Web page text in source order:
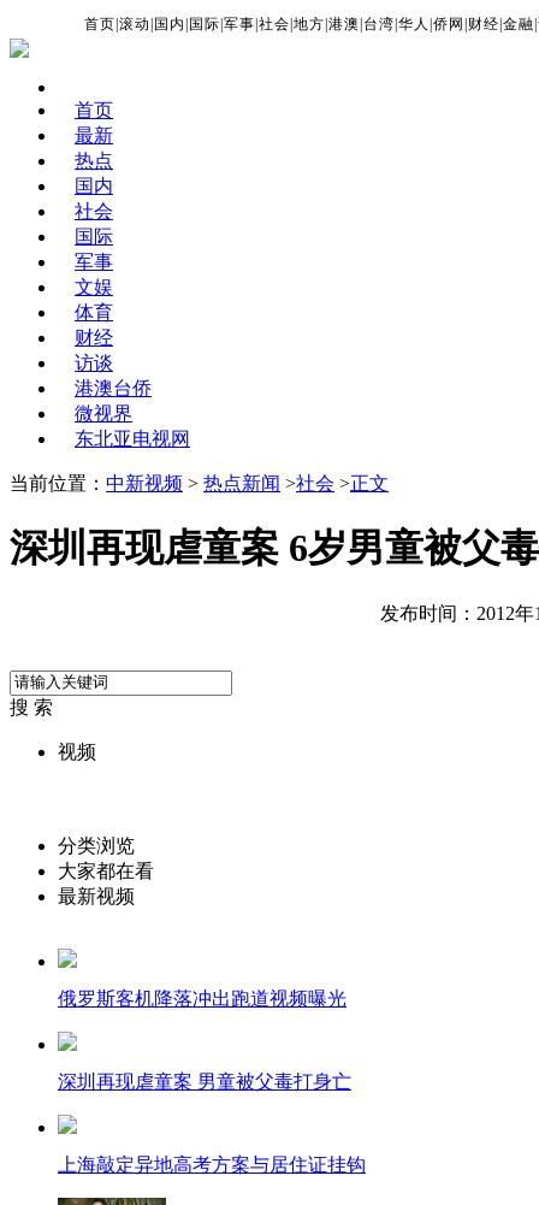
首页 |滚动 国内 国际 |军事 |社会 |地方 |港澳 台湾 |华人 |侨网 财经 |金融 |
首页
最新
热点
国内
社会
国际
军事
文娱
体育
财经
访谈
港澳台侨
微视界
东北亚电视网
当前位置： 中新视频 > 热点新闻 >社会 >正文
深圳再现虐童案 6岁男童被父
发布时间：2012年
搜 索
视频
分类浏览
大家都在看
最新视频
俄罗斯客机降落冲出跑道视频曝光
深圳再现虐童案 男童被父毒打身亡
上海敲定异地高考方案与居住证挂钩